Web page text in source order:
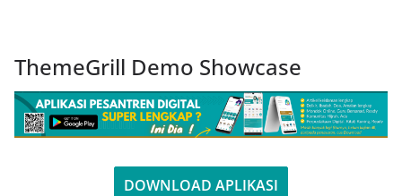
ThemeGrill Demo Showcase
DOWNLOAD APLIKASI